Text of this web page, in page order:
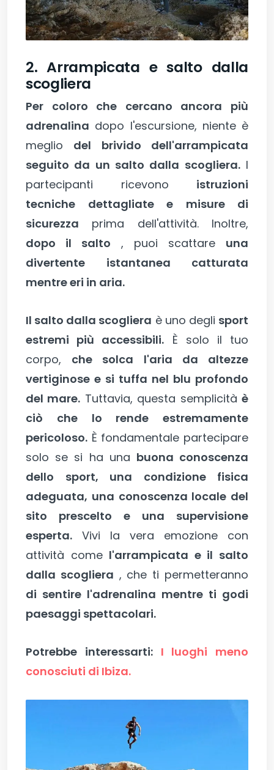
2. Arrampicata e salto dalla
scogliera
Per coloro che cercano ancora più
adrenalina dopo l'escursione, niente è
meglio del brivido dell'arrampicata
seguito da un salto dalla scogliera.I
partecipanti ricevono istruzioni
tecniche dettagliate e misure di
sicurezza prima dell'attività. Inoltre,
dopo il salto , puoi scattare una
divertente istantanea catturata
mentre eri in aria.
Il salto dalla scogliera è uno degli sport
estremi più accessibili. È solo il tuo
corpo, che solca l'aria da altezze
vertiginose e si tuffa nel blu profondo
del mare. Tuttavia, questa semplicitàè
ciò che lo rende estremamente
pericoloso. È fondamentale partecipare
solo se si ha una buona conoscenza
dello sport, una condizione fisica
adeguata, una conoscenza locale del
sito prescelto e una supervisione
esperta. Vivi la vera emozione con
attività come l'arrampicata e il salto
dalla scogliera , che ti permetteranno
di sentire l'adrenalina mentre ti godi
paesaggi spettacolari.
Potrebbe interessarti: I luoghi meno
conosciuti di Ibiza.